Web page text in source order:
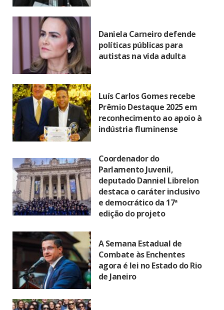
Daniela Carneiro defende
políticas públicas para
autistas na vida adulta
Luís Carlos Gomes recebe
Prêmio Destaque 2025 em
reconhecimento ao apoio à
indústria fluminense
Coordenador do
Parlamento Juvenil,
deputado Danniel Librelon
destaca o caráter inclusivo
e democrático da 17ª
edição do projeto
A Semana Estadual de
Combate às Enchentes
agora é lei no Estado do Rio
de Janeiro